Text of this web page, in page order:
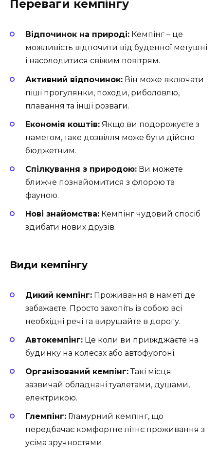
Переваги кемпінгу
Відпочинок на природі: Кемпінг – це
можливість відпочити від буденної метушні
і насолодитися свіжим повітрям.
Активний відпочинок: Він може включати
піші прогулянки, походи, риболовлю,
плавання та інші розваги.
Економія коштів: Якщо ви подорожуєте з
наметом, таке дозвілля може бути дійсно
бюджетним.
Спілкування з природою: Ви можете
ближче познайомитися з флорою та
фауною.
Нові знайомства: Кемпінг чудовий спосіб
здибати нових друзів.
Види кемпінгу
Дикий кемпінг: Проживання в наметі де
забажаєте. Просто захопіть із собою всі
необхідні речі та вирушайте в дорогу.
Автокемпінг: Це коли ви приїжджаєте на
будинку на колесах або автофургоні.
Організований кемпінг:Такі місця
зазвичай обладнані туалетами, душами,
електрикою.
Глемпінг: Гламурний кемпінг, що
передбачає комфортне літнє проживання з
усіма зручностями.